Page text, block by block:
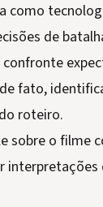
como
de
confronte
fato,
roteiro.
sobre o filme
interpretações